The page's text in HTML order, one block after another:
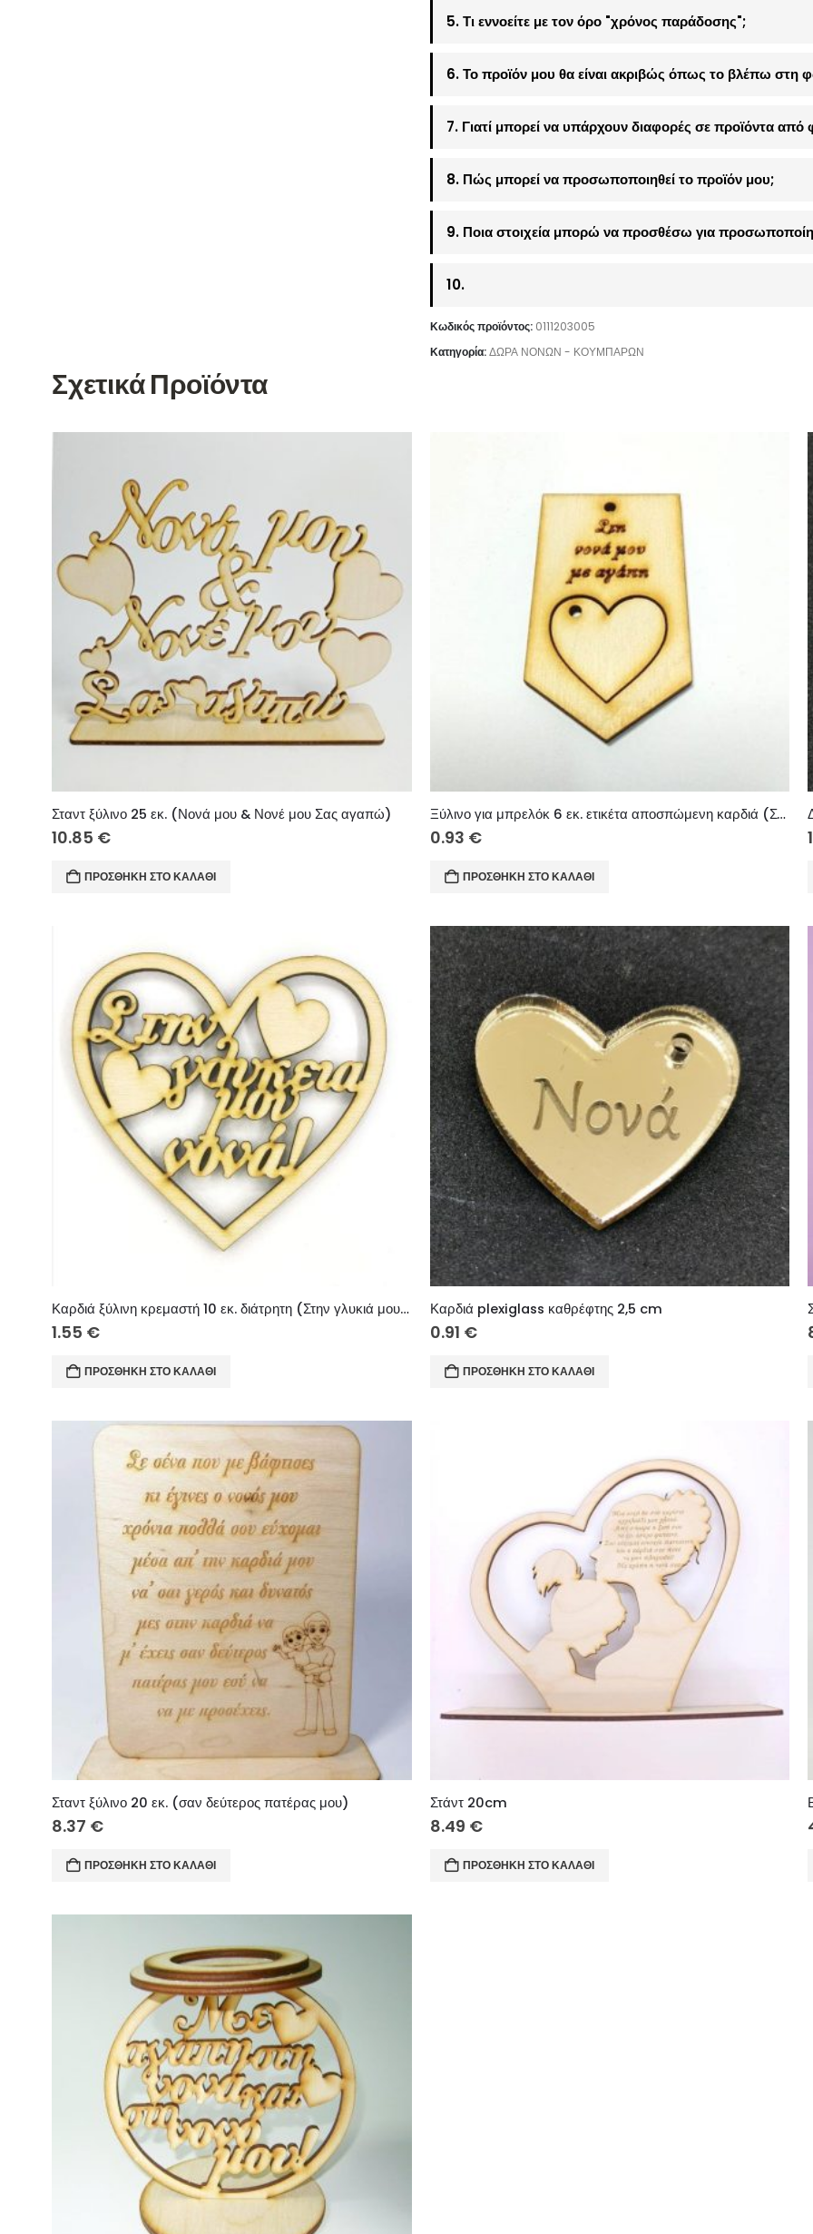
5. Τι εννοείτε με τον όρο "χρόνος παράδοσης";
6. Το προϊόν μου θα είναι ακριβώς όπως το βλέπω στη
7. Γιατί μπορεί να υπάρχουν διαφορές σε προϊόντα από
8. Πώς μπορεί να προσωποποιηθεί το προϊόν μου;
9. Ποια στοιχεία μπορώ να προσθέσω για
10.
Κωδικός προϊόντος: 0111203005
Κατηγορία:ΔΩΡΑ ΝΟΝΩΝ - ΚΟΥΜΠΑΡΩΝ
Σχετικά Προϊόντα
Σταντ ξύλινο 25 εκ. (Νονά μου & Νονέ μου Σας αγαπώ)
10.85 €
ΠΡΟΣΘΉΚΗ ΣΤΟ ΚΑΛΆΘΙ
Ξύλινο για μπρελόκ 6 εκ. ετικέτα αποσπώμενη καρδιά (Στη νονά μου με αγάπη)
0.93 €
ΠΡΟΣΘΉΚΗ ΣΤΟ ΚΑΛΆΘΙ
Καρδιά ξύλινη κρεμαστή 10 εκ. διάτρητη (Στην γλυκιά μου νονά)
1.55 €
ΠΡΟΣΘΉΚΗ ΣΤΟ ΚΑΛΆΘΙ
Καρδιά plexiglass καθρέφτης 2,5 cm
0.91 €
ΠΡΟΣΘΉΚΗ ΣΤΟ ΚΑΛΆΘΙ
Σταντ ξύλινο 20 εκ. (σαν δεύτερος πατέρας μου)
8.37 €
ΠΡΟΣΘΉΚΗ ΣΤΟ ΚΑΛΆΘΙ
Στάντ 20cm
8.49 €
ΠΡΟΣΘΉΚΗ ΣΤΟ ΚΑΛΆΘΙ